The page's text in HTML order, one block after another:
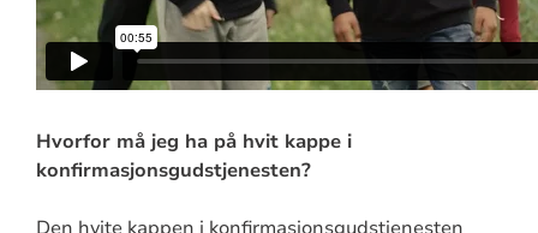
Hvorfor må jeg ha på hvit kappe i
konfirmasjonsgudstjenesten?